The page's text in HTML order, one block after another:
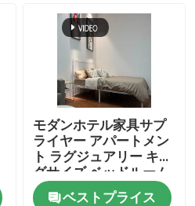
モダンホテル家具サプ
ライヤー アパートメン
ト ラグジュアリー キン
グサイズ ベッドルーム
セット
ベストプライス